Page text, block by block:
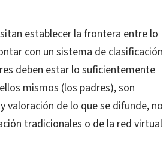
establecer la frontera entre lo
con un sistema de clasificación
deben estar lo suficientemente
mismos (los padres), son
valoración de lo que se difunde, no
tradicionales o de la red virtual